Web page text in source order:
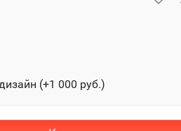
(+1 000 руб.)